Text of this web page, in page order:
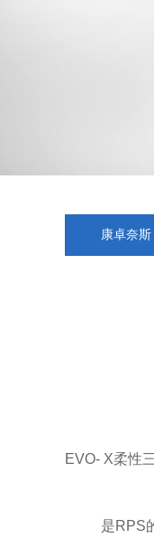
康卓奈
EVO- X柔性
是RPS的一